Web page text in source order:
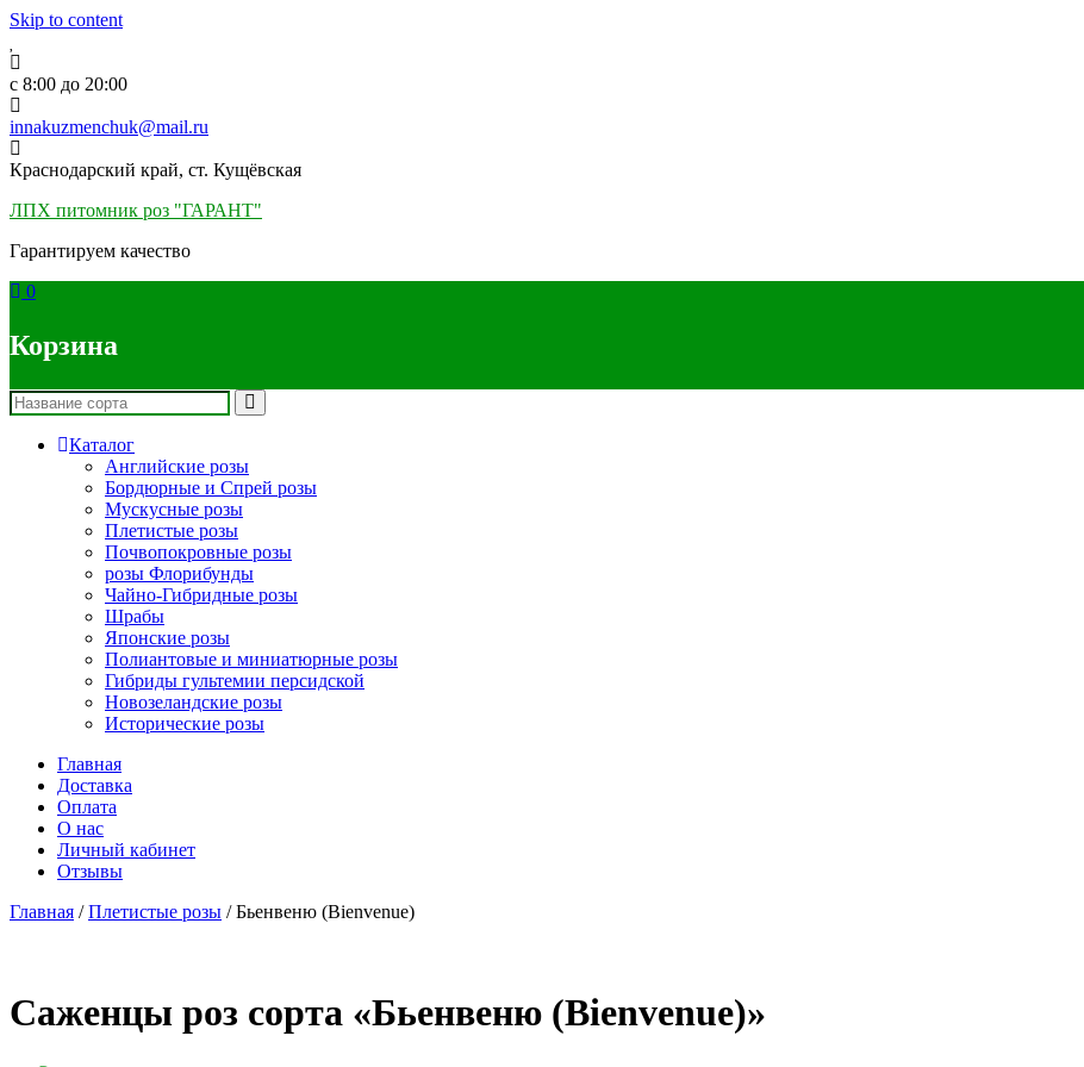
Skip to content
c 8:00 до 20:00
innakuzmenchuk@mail.ru
Краснодарский край, ст. Кущёвская
ЛПХ питомник роз "ГАРАНТ"
Гарантируем качество
0
Корзина
Каталог
Английские розы
Бордюрные и Спрей розы
Мускусные розы
Плетистые розы
Почвопокровные розы
розы Флорибунды
Чайно-Гибридные розы
Шрабы
Японские розы
Полиантовые и миниатюрные розы
Гибриды гультемии персидской
Новозеландские розы
Исторические розы
Главная
Доставка
Оплата
О нас
Личный кабинет
Отзывы
Главная /Плетистые розы / Бьенвеню (Bienvenue)
Cаженцы роз сорта «Бьенвеню (Bienvenue)»